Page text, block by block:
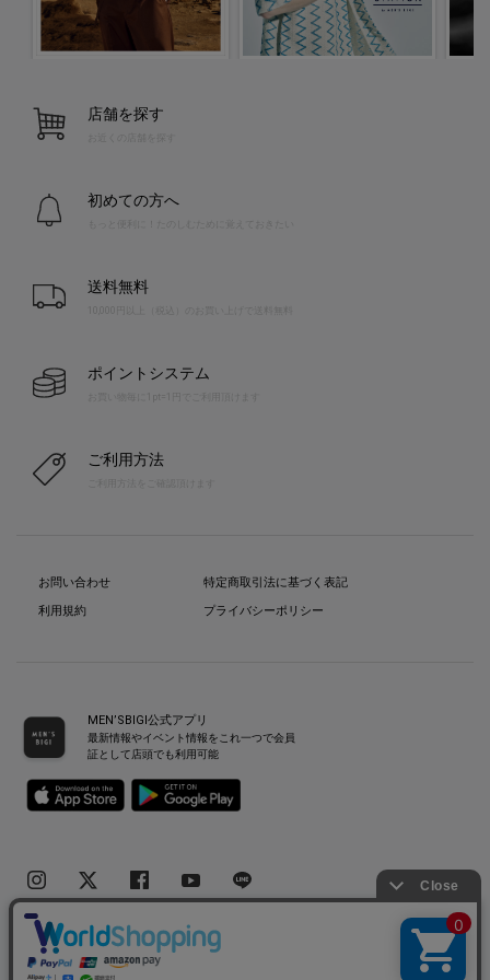
店舗を探す
お近くの店舗を探す
初めての方へ
送料無料
10,000円以上（税込）のお買い上げで送料無料
ポイントシステム
お買い物毎に1pt=1円でご利用頂けます
ご利用方法
お問い合わせ
利用規約
特定商取引法に基づく表記
プライバシーポリシー
MEN’SBIGI公式アプリ
最新情報やイベント情報をこれ一つで会員
証として店頭でも利用可能
Copyright(C) Bigi Co.,Ltd.All Rights Reserved.